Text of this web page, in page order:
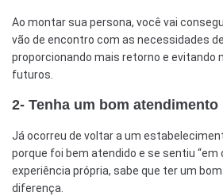
Ao montar sua persona, você vai
vão de encontro com as necessidades
proporcionando mais retorno e evitando
futuros.
2- Tenha um bom atendimento
Já ocorreu de voltar a um
porque foi bem atendido e se sentiu “em
experiência própria, sabe que ter um
diferença.